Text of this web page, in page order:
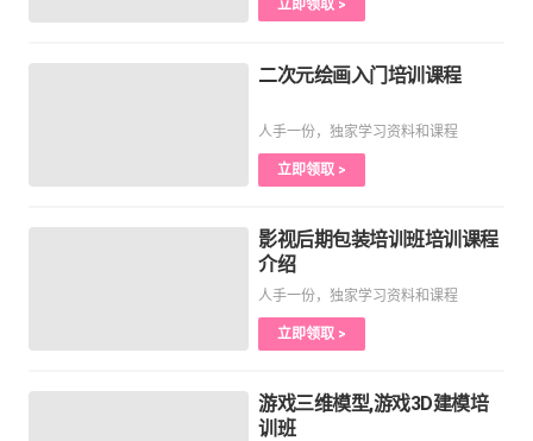
立即领取 >
二次元绘画入门培训课程
人手一份，独家学习资料和课程
立即领取 >
影视后期包装培训班培训课程
介绍
人手一份，独家学习资料和课程
立即领取 >
游戏三维模型,游戏3D建模培
训班